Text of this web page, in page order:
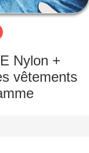
Nylon +
vêtements